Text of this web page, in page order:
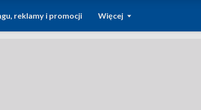
reklamy i promocji Więcej